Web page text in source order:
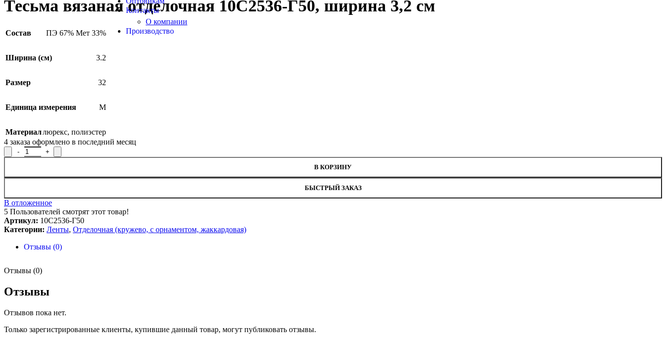
Контакты
О компании
Производство
Тесьма вязаная отделочная 10С2536-Г50, ширина 3,2 см
Состав ПЭ 67% Мет 33%
Ширина (см) 3.2
Размер 32
Единица измерения М
Материаллюрекс, полиэстер
4 заказа оформлено в последний месяц
Количество товара Тесьма вязаная отделочная 10С2536-Г50, ширина 3,2 см
В КОРЗИНУ
БЫСТРЫЙ ЗАКАЗ
В отложенное
5 Пользователей смотрят этот товар!
Артикул: 10С2536-Г50
Категории: Ленты, Отделочная (кружево, с орнаментом, жаккардовая)
Отзывы (0)
Отзывы (0)
Отзывы
Отзывов пока нет.
Только зарегистрированные клиенты, купившие данный товар, могут публиковать отзывы.